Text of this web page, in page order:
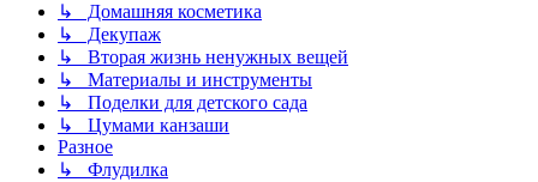
↳ Домашняя косметика
↳ Декупаж
↳ Вторая жизнь ненужных вещей
↳ Материалы и инструменты
↳ Поделки для детского сада
↳ Цумами канзаши
Разное
↳ Флудилка